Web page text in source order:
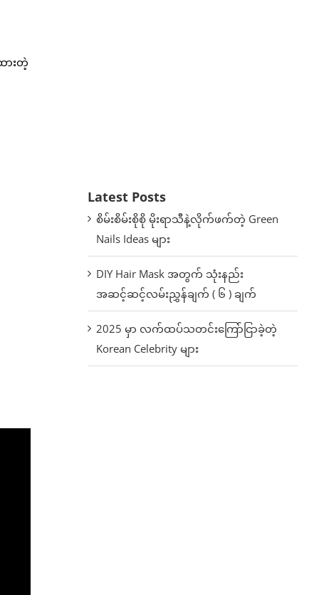
ားတဲ့
Latest Posts
စိမ်းစိမ်းစိုစို မိုးရာသီနဲ့လိုက်ဖက်တဲ့ Green
Nails Ideas များ
DIY Hair Mask အတွက် သုံးနည်း
အဆင့်ဆင့်လမ်းညွှန်ချက် ( ၆ ) ချက်
2025 မှာ လက်ထပ်သတင်းကြော်ငြာခဲ့တဲ့
Korean Celebrity များ